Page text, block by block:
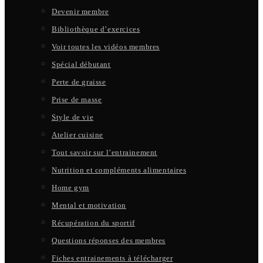
Devenir membre
Bibliothèque d’exercices
Voir toutes les vidéos membres
Spécial débutant
Perte de graisse
Prise de masse
Style de vie
Atelier cuisine
Tout savoir sur l’entrainement
Nutrition et compléments alimentaires
Home gym
Mental et motivation
Récupération du sportif
Questions réponses des membres
Fiches entrainements à télécharger